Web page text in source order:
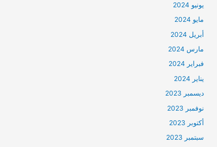
يونيو 2024
مايو 2024
أبريل 2024
مارس 2024
فبراير 2024
يناير 2024
ديسمبر 2023
نوفمبر 2023
أكتوبر 2023
سبتمبر 2023